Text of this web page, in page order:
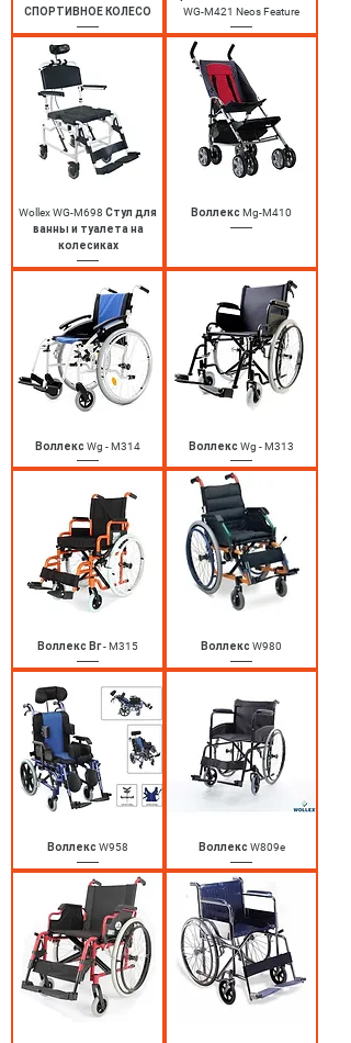
СПОРТИВНОЕ КОЛЕСО
WG-M421 Neos Feature
Wollex WG-M698 Стул для
ванны и туалета на
колесиках
Воллекс Mg-M410
Воллекс Wg - M314 Воллекс Wg - M313
Воллекс Вг - M315 Воллекс W980
Воллекс W958 Воллекс W809e